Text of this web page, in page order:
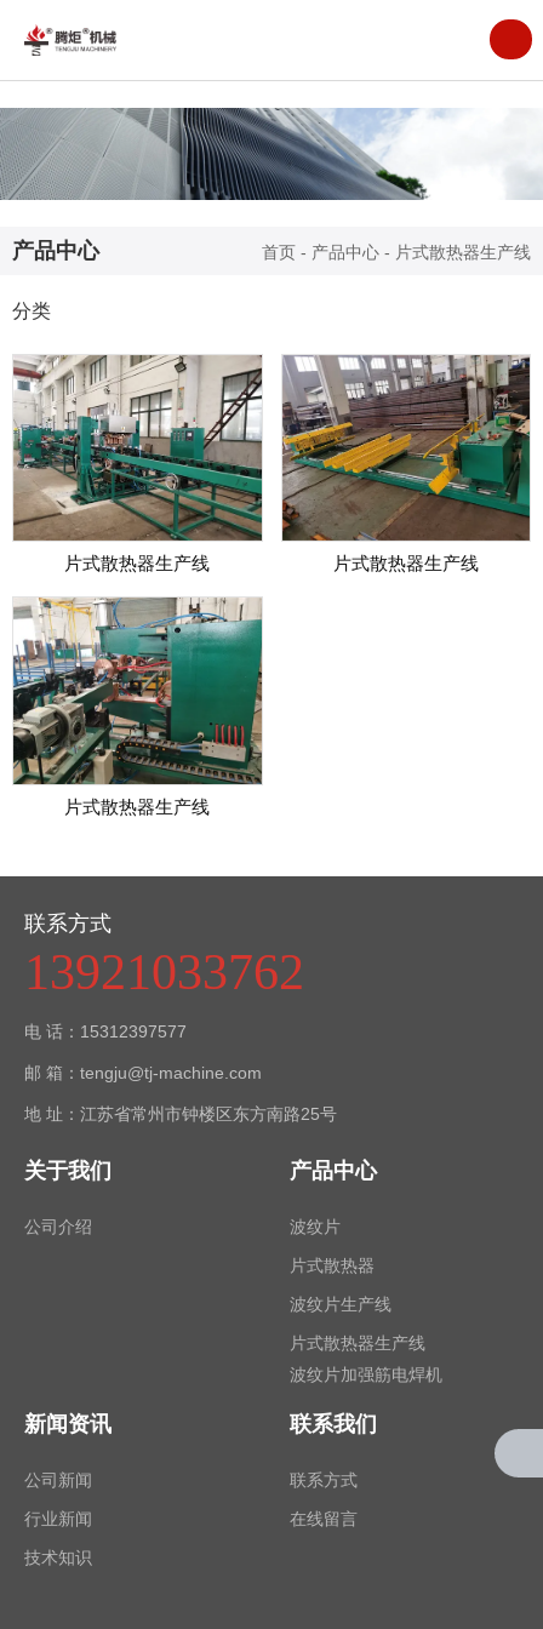
产品中心 首页 - 产品中心 - 片式散热器生产线
分类
片式散热器生产线 片式散热器生产线
片式散热器生产线
联系方式
13921033762
电 话：15312397577
邮 箱：tengju@tj-machine.com
地 址：江苏省常州市钟楼区东方南路25号
关于我们
公司介绍
产品中心
波纹片
片式散热器
波纹片生产线
片式散热器生产线
波纹片加强筋电焊机
新闻资讯
公司新闻
行业新闻
技术知识
联系我们
联系方式
在线留言